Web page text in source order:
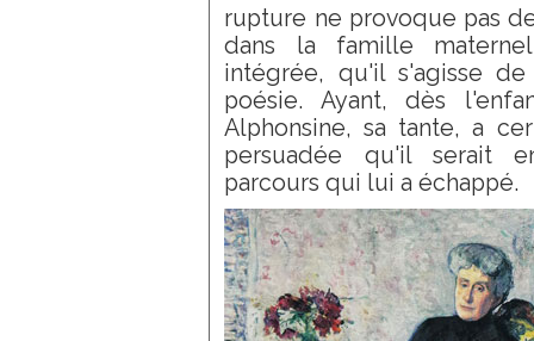
rupture ne provoque pas
dans la famille
intégrée, qu'il s'agisse
poésie. Ayant, dès
Alphonsine, sa tante, a
persuadée qu'il serait
parcours qui lui a échappé.